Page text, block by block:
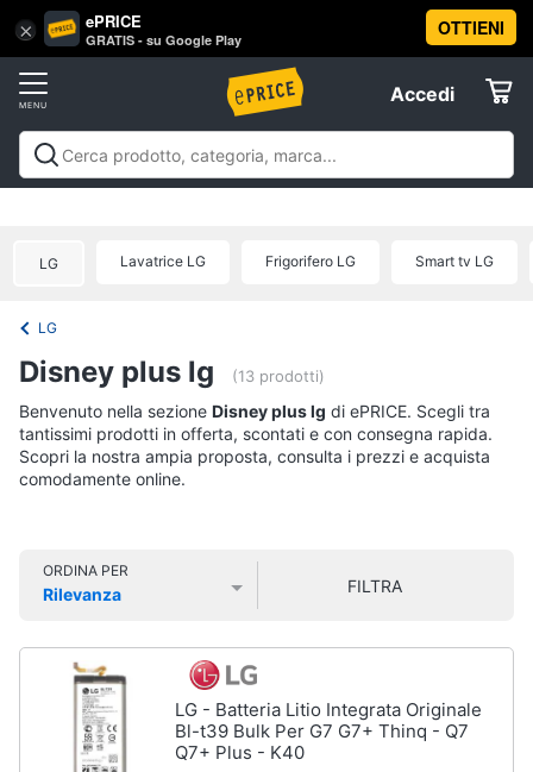
× ePRICE
GRATIS - su Google Play
OTTIENI
Accedi
Accedi
Registrati
Offerte
Tv
e
Home
Cinema
home
Audio
Vai
al
LG Lavatrice LG Frigorifero LG Smart tv LG
LG
Disney plus lg (13 prodotti)
Benvenuto nella sezione Disney plus lg di ePRICE. Scegli tra
tantissimi prodotti in offerta, scontati e con consegna rapida.
Scopri la nostra ampia proposta, consulta i prezzi e acquista
comodamente online.
ORDINA PER
Rilevanza
FILTRA
LG - Batteria Litio Integrata Originale
Bl-t39 Bulk Per G7 G7+ Thinq - Q7
Q7+ Plus - K40